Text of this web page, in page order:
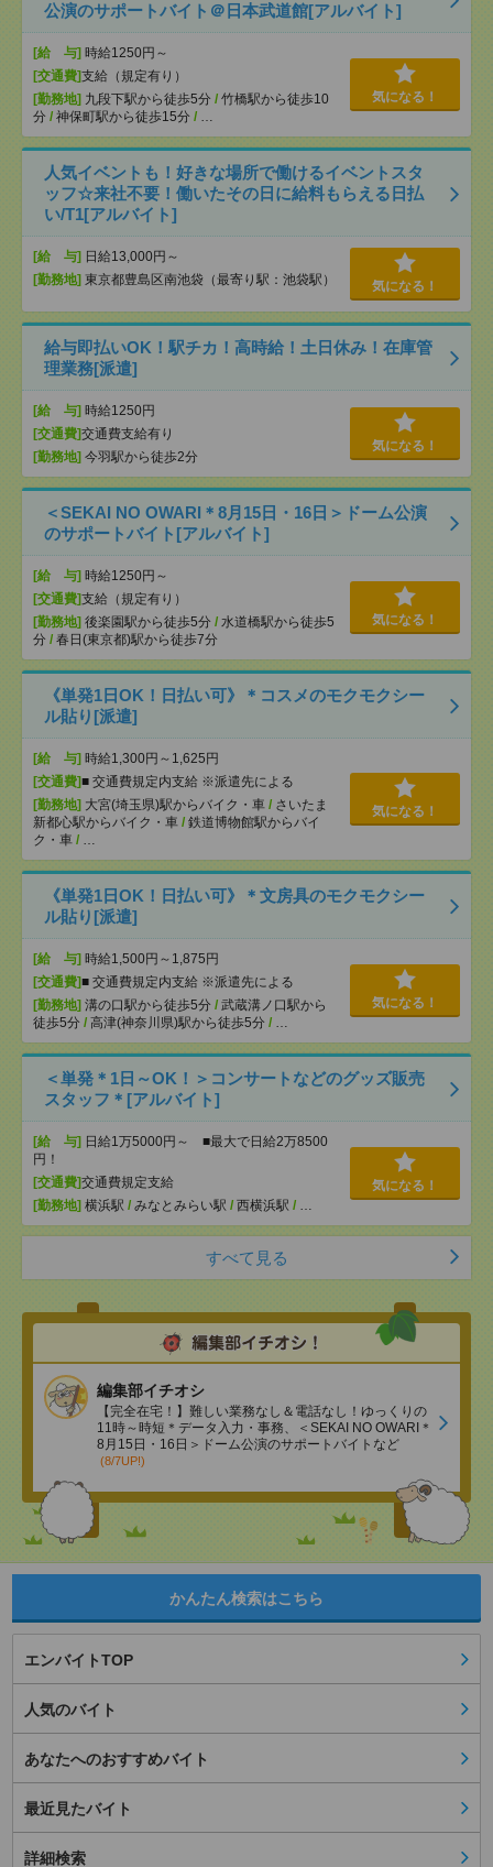
公演のサポートバイト＠日本武道館[アルバイト]
[給 与] 時給1250円～
[交通費]支給（規定有り）
[勤務地] 九段下駅から徒歩5分 / 竹橋駅から徒歩10
分 / 神保町駅から徒歩15分 / …
気になる！
人気イベントも！好きな場所で働けるイベントスタ
ッフ☆来社不要！働いたその日に給料もらえる日払
い/T1[アルバイト]
[給 与] 日給13,000円～
[勤務地] 東京都豊島区南池袋（最寄り駅：池袋駅） 気になる！
給与即払いOK！駅チカ！高時給！土日休み！在庫管
理業務[派遣]
[給 与] 時給1250円
[交通費]交通費支給有り
[勤務地] 今羽駅から徒歩2分
気になる！
＜SEKAI NO OWARI＊8月15日・16日＞ドーム公演
のサポートバイト[アルバイト]
[給 与] 時給1250円～
[交通費]支給（規定有り）
[勤務地] 後楽園駅から徒歩5分 / 水道橋駅から徒歩5
分 / 春日(東京都)駅から徒歩7分
気になる！
《単発1日OK！日払い可》＊コスメのモクモクシー
ル貼り[派遣]
[給 与] 時給1,300円～1,625円
[交通費]■ 交通費規定内支給 ※派遣先による
[勤務地] 大宮(埼玉県)駅からバイク・車 / さいたま
新都心駅からバイク・車 / 鉄道博物館駅からバイ
ク・車 / …
気になる！
《単発1日OK！日払い可》＊文房具のモクモクシー
ル貼り[派遣]
[給 与] 時給1,500円～1,875円
[交通費]■ 交通費規定内支給 ※派遣先による
[勤務地] 溝の口駅から徒歩5分 / 武蔵溝ノ口駅から
徒歩5分 / 高津(神奈川県)駅から徒歩5分 / …
気になる！
＜単発＊1日～OK！＞コンサートなどのグッズ販売
スタッフ＊[アルバイト]
[給 与] 日給1万5000円～ ■最大で日給2万8500
円！
[交通費]交通費規定支給
[勤務地] 横浜駅 / みなとみらい駅 / 西横浜駅 / …
気になる！
すべて見る
編集部イチオシ
【完全在宅！】難しい業務なし＆電話なし！ゆっくりの
11時～時短＊データ入力・事務、＜SEKAI NO OWARI＊
8月15日・16日＞ドーム公演のサポートバイトなど
(8/7UP!)
かんたん検索はこちら
エンバイトTOP
人気のバイト
あなたへのおすすめバイト
最近見たバイト
詳細検索